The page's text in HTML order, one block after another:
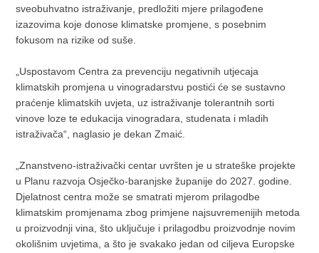
sveobuhvatno istraživanje, predložiti mjere prilagođene
izazovima koje donose klimatske promjene, s posebnim
fokusom na rizike od suše.
„Uspostavom Centra za prevenciju negativnih utjecaja
klimatskih promjena u vinogradarstvu postići će se sustavno
praćenje klimatskih uvjeta, uz istraživanje tolerantnih sorti
vinove loze te edukacija vinogradara, studenata i mladih
istraživača“, naglasio je dekan Zmaić.
„Znanstveno-istraživački centar uvršten je u strateške projekte
u Planu razvoja Osječko-baranjske županije do 2027. godine.
Djelatnost centra može se smatrati mjerom prilagodbe
klimatskim promjenama zbog primjene najsuvremenijih metoda
u proizvodnji vina, što uključuje i prilagodbu proizvodnje novim
okolišnim uvjetima, a što je svakako jedan od ciljeva Europske